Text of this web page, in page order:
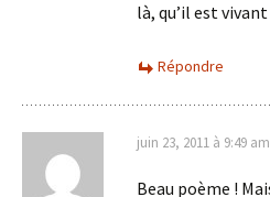
là, qu’il est
Répondre
juin 23, 2011 à 9:49 am
Beau poème !